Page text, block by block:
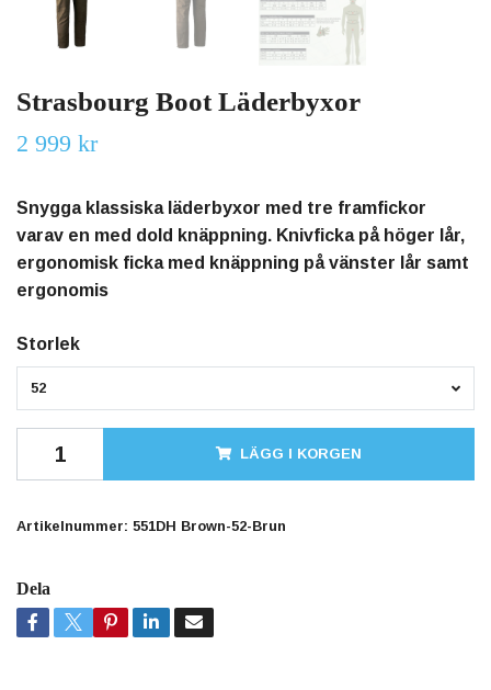
Strasbourg Boot Läderbyxor
2 999 kr
Snygga klassiska läderbyxor med tre framfickor
varav en med dold knäppning. Knivficka på höger lår,
ergonomisk ficka med knäppning på vänster lår samt
ergonomis
Storlek
52
LÄGG I KORGEN
Artikelnummer: 551DH Brown-52-Brun
Dela